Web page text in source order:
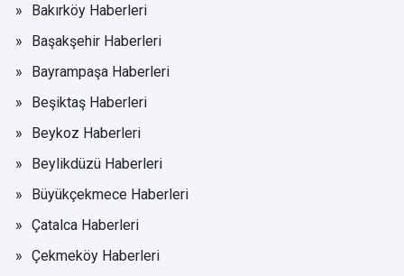
Bakırköy Haberleri
Başakşehir Haberleri
Bayrampaşa Haberleri
Beşiktaş Haberleri
Beykoz Haberleri
Beylikdüzü Haberleri
Büyükçekmece Haberleri
Çatalca Haberleri
Çekmeköy Haberleri